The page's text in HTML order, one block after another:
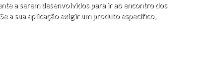
a serem desenvolvidos para ir ao encontro dos
a sua aplicação exigir um produto específico,